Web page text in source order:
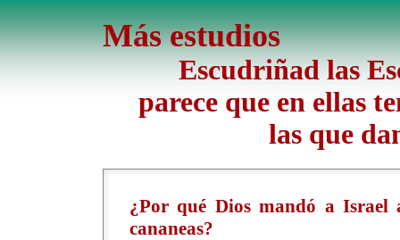
Más estudios
Escudriñad las
parece que en ellas
las que
¿Por qué Dios mandó a
cananeas?